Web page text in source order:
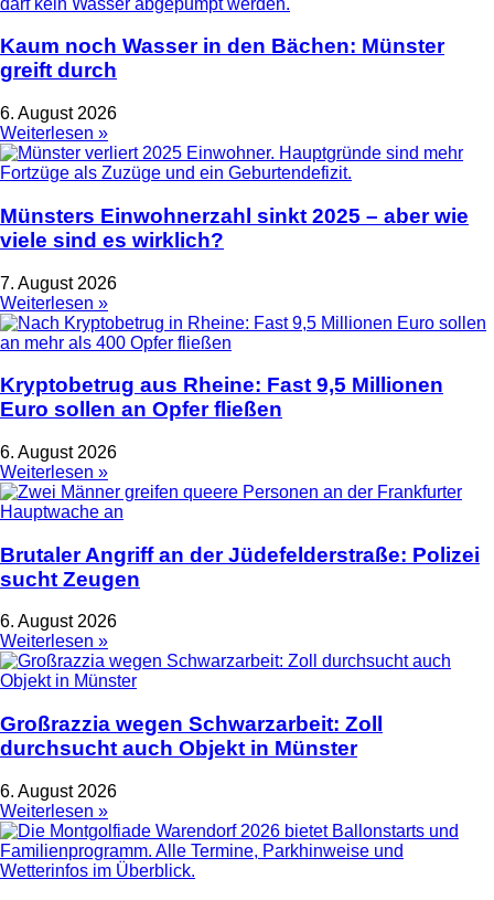
Kaum noch Wasser in den Bächen: Münster
greift durch
6. August 2026
Weiterlesen »
Münsters Einwohnerzahl sinkt 2025 – aber wie
viele sind es wirklich?
7. August 2026
Weiterlesen »
Kryptobetrug aus Rheine: Fast 9,5 Millionen
Euro sollen an Opfer fließen
6. August 2026
Weiterlesen »
Brutaler Angriff an der Jüdefelderstraße: Polizei
sucht Zeugen
6. August 2026
Weiterlesen »
Großrazzia wegen Schwarzarbeit: Zoll
durchsucht auch Objekt in Münster
6. August 2026
Weiterlesen »